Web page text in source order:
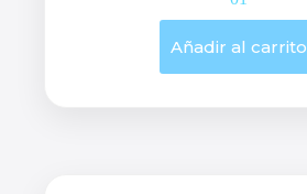
Añadir al carrito